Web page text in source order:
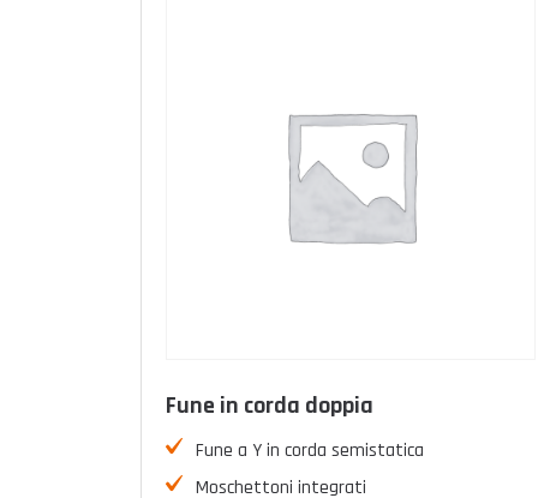
Fune in corda doppia
Fune a Y in corda semistatica
Moschettoni integrati